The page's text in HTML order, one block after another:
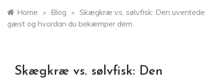
Home » Blog » Skægkræ vs. sølvfisk: Den uventede
gæst og hvordan du bekæmper dem
Skægkræ vs. sølvfisk: Den